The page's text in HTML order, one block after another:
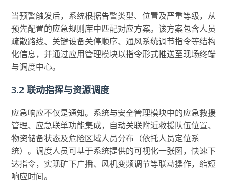
当预警触发后，系统根据告警类型、位置及严重等级，从
预先配置的应急规则库中匹配对应方案。该方案包含人员
疏散路线、关键设备关停顺序、通风系统调节指令等结构
化信息，并通过应用管理模块以指令形式推送至现场终端
与调度中心。
3.2 联动指挥与资源调度
应急响应不仅是通知。系统与安全管理模块中的应急救援
管理、应急联单功能集成，自动关联附近救援队伍位置、
物资储备状态及危险区域人员分布（依托人员定位系
统）。调度人员可基于系统提供的可视化一张图，快速下
达指令，实现矿下广播、风机变频调节等联动操作，缩短
响应时间。